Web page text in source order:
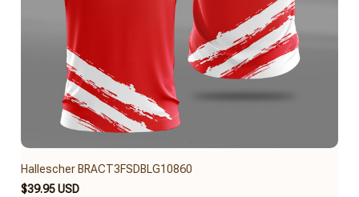
Hallescher BRACT3FSDBLG10860
$39.95 USD